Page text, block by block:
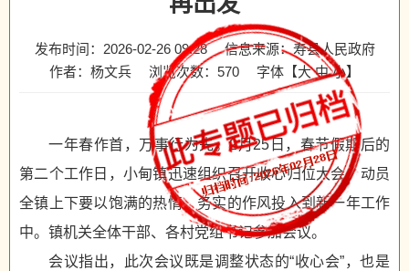
发布时间：2026-02-26 09:28
信息来源：寿县人民政府
作者：杨文兵
浏览次数： 570 字体【大 中 小】
一年春作首，万事行为先。2月25日，春节假期后的
第二个工作日，小甸镇迅速组织召开收心归位大会，动员
全镇上下要以饱满的热情、务实的作风投入到新一年工作
中。镇机关全体干部、各村党组书记参加会议。
会议指出，此次会议既是调整状态的“收心会”，也是